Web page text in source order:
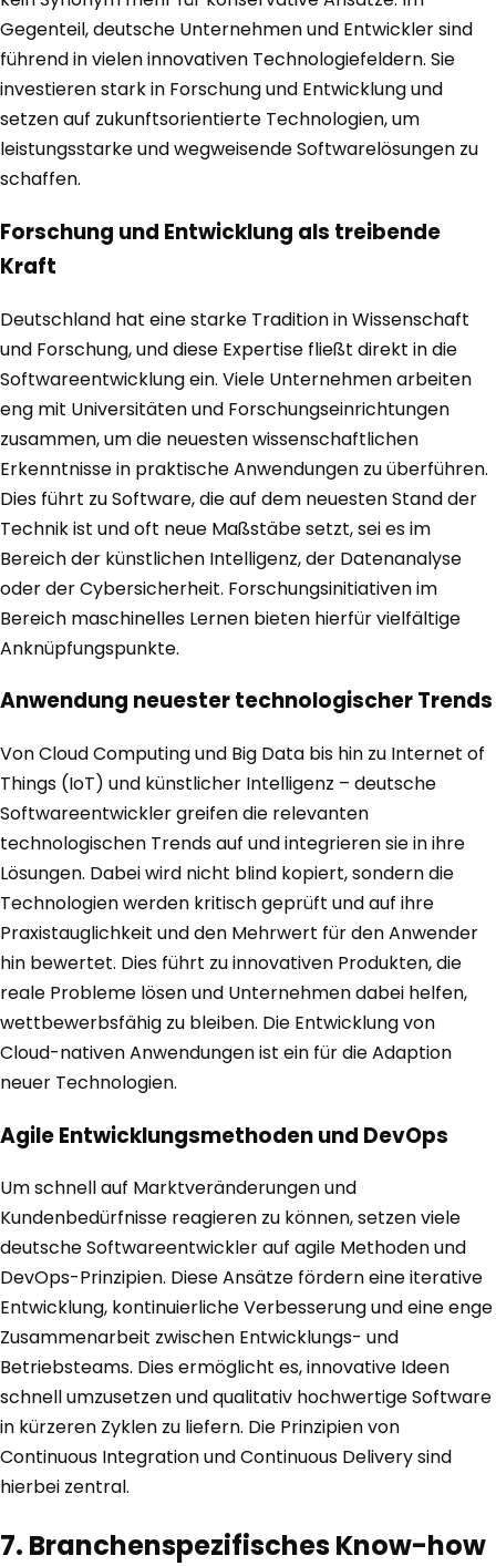
Gegenteil, deutsche Unternehmen und Entwickler sind
führend in vielen innovativen Technologiefeldern. Sie
investieren stark in Forschung und Entwicklung und
setzen auf zukunftsorientierte Technologien, um
leistungsstarke und wegweisende Softwarelösungen zu
schaffen.
Forschung und Entwicklung als treibende
Kraft
Deutschland hat eine starke Tradition in Wissenschaft
und Forschung, und diese Expertise fließt direkt in die
Softwareentwicklung ein. Viele Unternehmen arbeiten
eng mit Universitäten und Forschungseinrichtungen
zusammen, um die neuesten wissenschaftlichen
Erkenntnisse in praktische Anwendungen zu überführen.
Dies führt zu Software, die auf dem neuesten Stand der
Technik ist und oft neue Maßstäbe setzt, sei es im
Bereich der künstlichen Intelligenz, der Datenanalyse
oder der Cybersicherheit. Forschungsinitiativen im
Bereich maschinelles Lernen bieten hierfür vielfältige
Anknüpfungspunkte.
Anwendung neuester technologischer Trends
Von Cloud Computing und Big Data bis hin zu Internet of
Things (IoT) und künstlicher Intelligenz – deutsche
Softwareentwickler greifen die relevanten
technologischen Trends auf und integrieren sie in ihre
Lösungen. Dabei wird nicht blind kopiert, sondern die
Technologien werden kritisch geprüft und auf ihre
Praxistauglichkeit und den Mehrwert für den Anwender
hin bewertet. Dies führt zu innovativen Produkten, die
reale Probleme lösen und Unternehmen dabei helfen,
wettbewerbsfähig zu bleiben. Die Entwicklung von
Cloud-nativen Anwendungen ist ein für die Adaption
neuer Technologien.
Agile Entwicklungsmethoden und DevOps
Um schnell auf Marktveränderungen und
Kundenbedürfnisse reagieren zu können, setzen viele
deutsche Softwareentwickler auf agile Methoden und
DevOps-Prinzipien. Diese Ansätze fördern eine iterative
Entwicklung, kontinuierliche Verbesserung und eine enge
Zusammenarbeit zwischen Entwicklungs- und
Betriebsteams. Dies ermöglicht es, innovative Ideen
schnell umzusetzen und qualitativ hochwertige Software
in kürzeren Zyklen zu liefern. Die Prinzipien von
Continuous Integration und Continuous Delivery sind
hierbei zentral.
7. Branchenspezifisches Know-how